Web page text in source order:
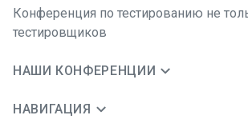
Конференция по тестированию не
тестировщиков
НАШИ КОНФЕРЕНЦИИ
НАВИГАЦИЯ